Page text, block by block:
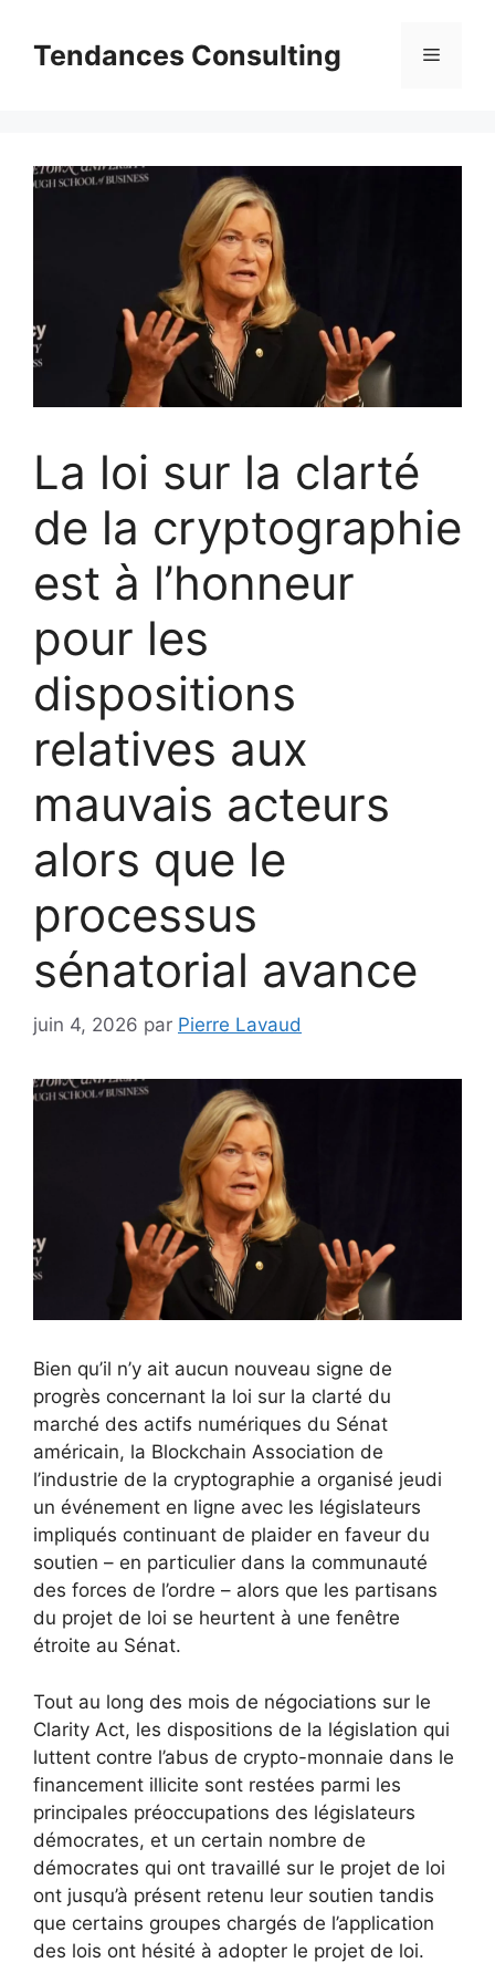
contenuTendances Consulting Menu
La loi sur la clarté
de la cryptographie
est à l’honneur
pour les
dispositions
relatives aux
mauvais acteurs
alors que le
processus
sénatorial avance
juin 4, 2026 par Pierre Lavaud
Bien qu’il n’y ait aucun nouveau signe de
progrès concernant la loi sur la clarté du
marché des actifs numériques du Sénat
américain, la Blockchain Association de
l’industrie de la cryptographie a organisé jeudi
un événement en ligne avec les législateurs
impliqués continuant de plaider en faveur du
soutien – en particulier dans la communauté
des forces de l’ordre – alors que les partisans
du projet de loi se heurtent à une fenêtre
étroite au Sénat.
Tout au long des mois de négociations sur le
Clarity Act, les dispositions de la législation qui
luttent contre l’abus de crypto-monnaie dans le
financement illicite sont restées parmi les
principales préoccupations des législateurs
démocrates, et un certain nombre de
démocrates qui ont travaillé sur le projet de loi
ont jusqu’à présent retenu leur soutien tandis
que certains groupes chargés de l’application
des lois ont hésité à adopter le projet de loi.